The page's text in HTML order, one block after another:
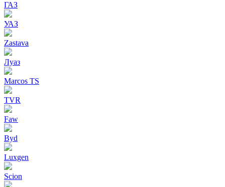
ГАЗ
УАЗ
Zastava
Луаз
Marcos TS
TVR
Faw
Byd
Luxgen
Scion